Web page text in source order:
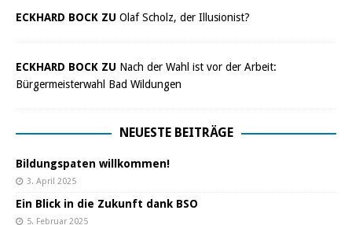
ECKHARD BOCK ZU Olaf Scholz, der Illusionist?
ECKHARD BOCK ZU Nach der Wahl ist vor der Arbeit:
Bürgermeisterwahl Bad Wildungen
NEUESTE BEITRÄGE
Bildungspaten willkommen!
3. April 2025
Ein Blick in die Zukunft dank BSO
5. Februar 2025